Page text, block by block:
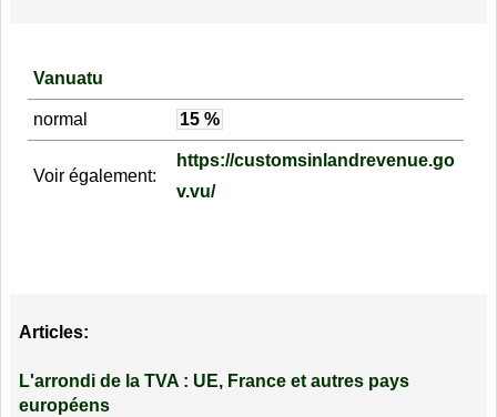
Vanuatu
normal 15 %
Voir également:
https://customsinlandrevenue.go
v.vu/
Articles:
L'arrondi de la TVA : UE, France et autres pays
européens